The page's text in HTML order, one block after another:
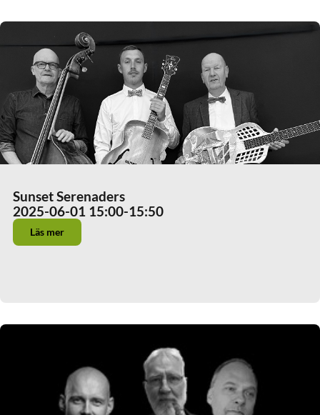
Sunset Serenaders
2025-06-01 15:00-15:50
Läs mer